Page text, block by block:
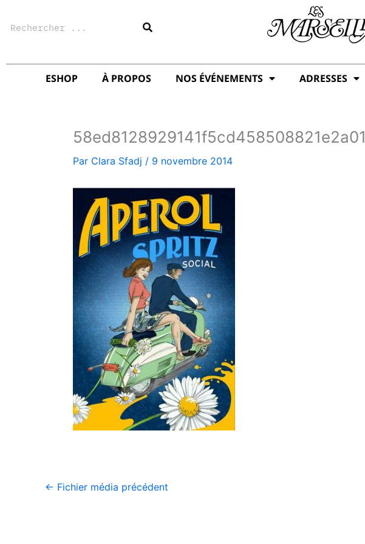
ESHOP À PROPOS NOS ÉVÉNEMENTS ADRESSES
58ed8128929141f5cd458508821e2a01
Par Clara Sfadj / 9 novembre 2014
← Fichier média précédent